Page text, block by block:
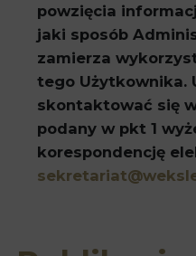
powzięcia
jaki sposób
zamierza
tego Użytkownika.
skontaktować się
podany w pkt 1
korespondencję